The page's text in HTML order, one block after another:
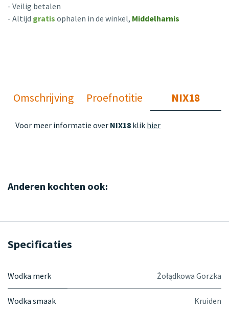
- Veilig betalen
- Altijd gratis ophalen in de winkel, Middelharnis
Omschrijving Proefnotitie NIX18
Voor meer informatie over NIX18 klik hier
Anderen kochten ook:
Specificaties
Wodka merk Żołądkowa Gorzka
Wodka smaak Kruiden